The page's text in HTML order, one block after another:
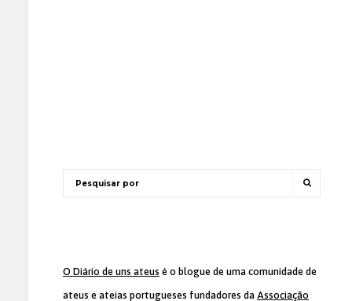
O Diário de uns ateus é o blogue de uma comunidade de
ateus e ateias portugueses fundadores da Associação